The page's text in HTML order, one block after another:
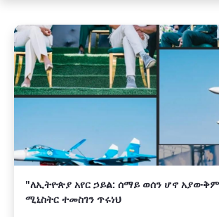
አዲስ
"ለኢትዮጵያ አየር ኃይል: ሰማይ ወሰን ሆኖ
ሚኒስትር ተመስገን ጥሩነህ